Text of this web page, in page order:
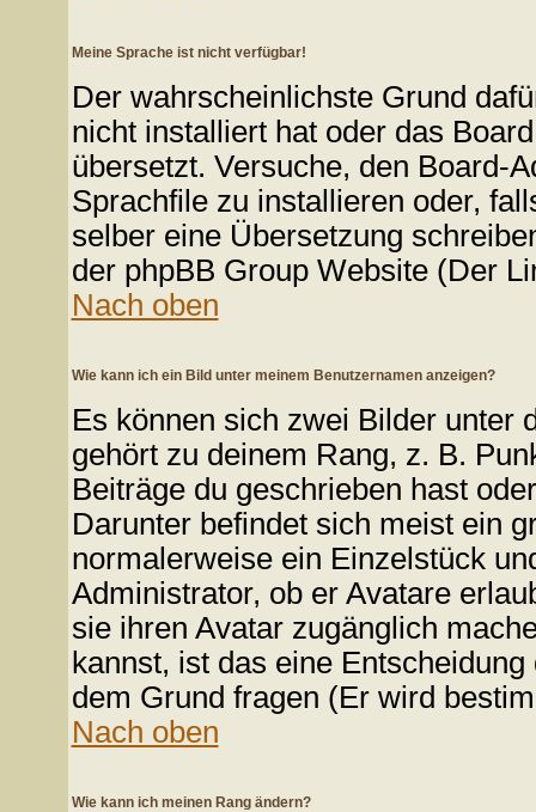
Meine Sprache ist nicht verfügbar!
Der wahrscheinlichste Grund
nicht installiert hat oder das
übersetzt. Versuche, den Board-
Sprachfile zu installieren oder,
selber eine Übersetzung
der phpBB Group Website (Der
Nach oben
Wie kann ich ein Bild unter meinem Benutzernamen anzeigen?
Es können sich zwei Bilder unter
gehört zu deinem Rang, z. B.
Beiträge du geschrieben hast
Darunter befindet sich meist ein
normalerweise ein Einzelstück
Administrator, ob er Avatare
sie ihren Avatar zugänglich
kannst, ist das eine
dem Grund fragen (Er wird
Nach oben
Wie kann ich meinen Rang ändern?